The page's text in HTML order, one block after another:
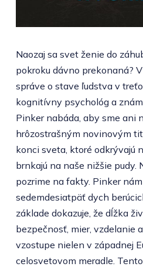
Naozaj sa svet ženie do
pokroku dávno prekonaná?
správe o stave ľudstva v
kognitívny psychológ a
Pinker nabáda, aby sme ani
hrôzostrašným novinovým
konci sveta, ktoré odkrývajú
brnkajú na naše nižšie pudy.
pozrime na fakty. Pinker
sedemdesiatpäť dych
základe dokazuje, že dĺžka
bezpečnosť, mier, vzdelanie
vzostupe nielen v západnej
celosvetovom meradle.